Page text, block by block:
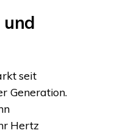
seit
Generation.
Hertz